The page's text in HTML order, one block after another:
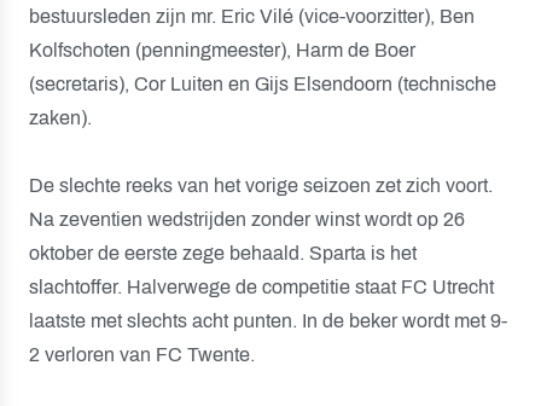
bestuursleden zijn mr. Eric Vilé (vice-voorzitter), Ben
Kolfschoten (penningmeester), Harm de Boer
(secretaris), Cor Luiten en Gijs Elsendoorn (technische
zaken).
De slechte reeks van het vorige seizoen zet zich voort.
Na zeventien wedstrijden zonder winst wordt op 26
oktober de eerste zege behaald. Sparta is het
slachtoffer. Halverwege de competitie staat FC Utrecht
laatste met slechts acht punten. In de beker wordt met 9-
2 verloren van FC Twente.